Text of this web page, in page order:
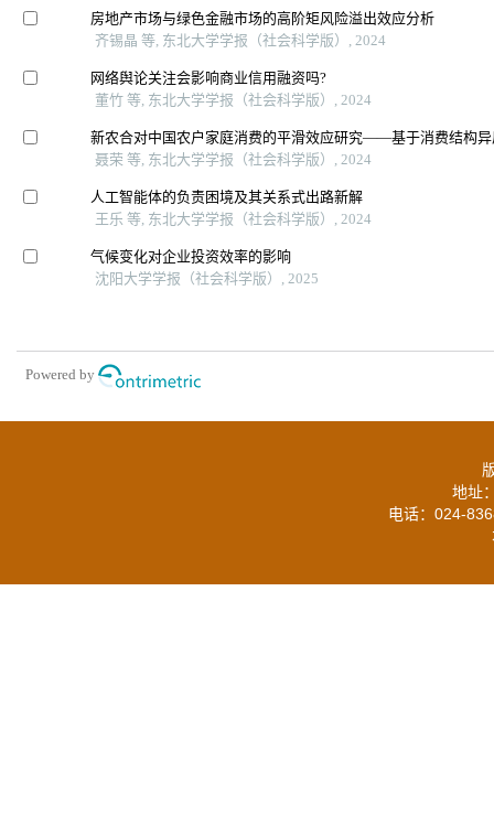
房地产市场与绿色金融市场的高阶矩风险溢出效应分析
齐锡晶 等, 东北大学学报（社会科学版）, 2024
网络舆论关注会影响商业信用融资吗?
董竹 等, 东北大学学报（社会科学版）, 2024
新农合对中国农户家庭消费的平滑效应研究——基于消费结构异
聂荣 等, 东北大学学报（社会科学版）, 2024
人工智能体的负责困境及其关系式出路新解
王乐 等, 东北大学学报（社会科学版）, 2024
气候变化对企业投资效率的影响
沈阳大学学报（社会科学版）, 2025
Powered by
地址
电话：024-